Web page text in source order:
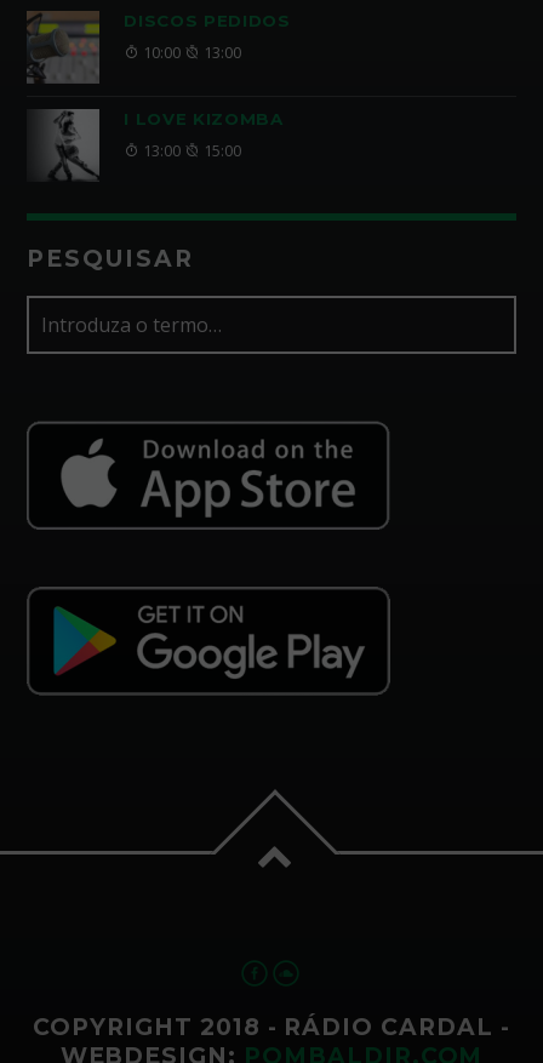
DISCOS PEDIDOS
10:00 13:00
I LOVE KIZOMBA
13:00 15:00
PESQUISAR
COPYRIGHT 2018 - RÁDIO CARDAL -
WEBDESIGN: POMBALDIR.COM